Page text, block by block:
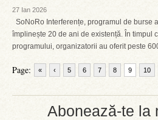
Abonează-te la
27 Ian 2026
SoNoRo Interferențe, programul de burse
împlinește 20 de ani de existență. În timpul
programului, organizatorii au oferit peste
Page: « ‹ 5 6 7 8 9 10